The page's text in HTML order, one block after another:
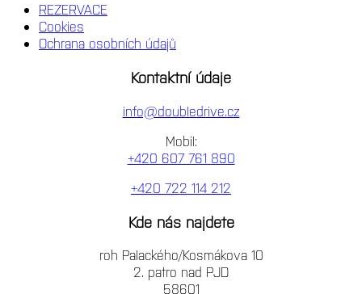
REZERVACE
Cookies
Ochrana osobních údajů
Kontaktní údaje
info@doubledrive.cz
Mobil:
+420 607 761 890
+420 722 114 212
Kde nás najdete
roh Palackého/Kosmákova 10
2. patro nad PJD
58601